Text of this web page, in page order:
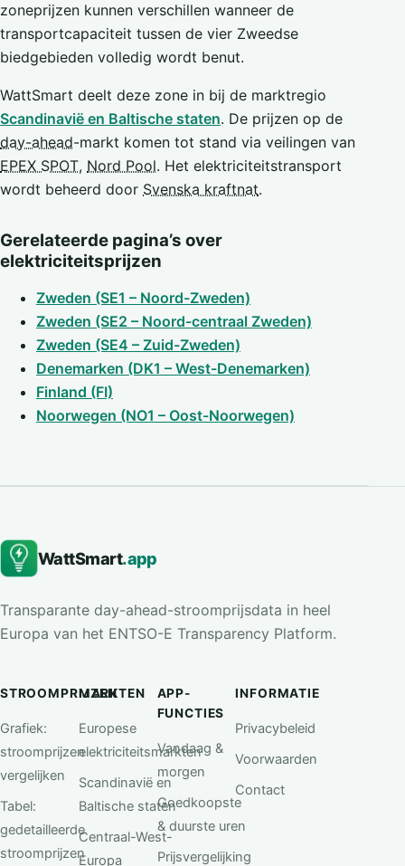
zoneprijzen kunnen verschillen wanneer de
transportcapaciteit tussen de vier Zweedse
biedgebieden volledig wordt benut.
WattSmart deelt deze zone in bij de marktregio
Scandinavië en Baltische staten. De prijzen op de
day-ahead-markt komen tot stand via veilingen van
EPEX SPOT, Nord Pool. Het elektriciteitstransport
wordt beheerd door Svenska kraftnat.
Gerelateerde pagina’s over
elektriciteitsprijzen
Zweden (SE1 – Noord-Zweden)
Zweden (SE2 – Noord-centraal Zweden)
Zweden (SE4 – Zuid-Zweden)
Denemarken (DK1 – West-Denemarken)
Finland (FI)
Noorwegen (NO1 – Oost-Noorwegen)
WattSmart.app
Transparante day-ahead-stroomprijsdata in heel
Europa van het ENTSO-E Transparency Platform.
STROOMPRIJZEN
Grafiek:
stroomprijzen
vergelijken
Tabel:
gedetailleerde
stroomprijzen
MARKTEN
Europese
elektriciteitsmarkten
Scandinavië en
Baltische staten
Centraal-West-
Europa
APP-
FUNCTIES
Vandaag &
morgen
Goedkoopste
& duurste uren
Prijsvergelijking
INFORMATIE
Privacybeleid
Voorwaarden
Contact